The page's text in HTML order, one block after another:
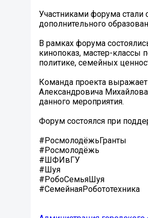
Участниками форума стали
дополнительного
В рамках форума
кинопоказ, мастер-
политике, семейных
Команда проекта
Александровича
данного мероприятия.
Форум состоялся при
#РосмолодёжьГранты
#Росмолодёжь
#ШФИвГУ
#Шуя
#РобоСемьяШуя
#СемейнаяРобототехника